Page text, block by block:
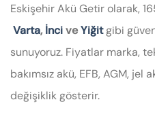
Eskişehir Akü Getir olarak,
Varta, İnciveYiğitgibi
sunuyoruz. Fiyatlar marka,
bakımsız akü, EFB, AGM,
değişiklik gösterir.